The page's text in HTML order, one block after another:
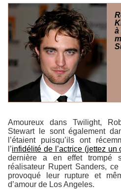
à
Amoureux dans Twilight,
Stewart le sont également
l’étaient puisqu’ils ont
l’infidélité de l’actrice (jettez
dernière a en effet trompé
réalisateur Rupert Sanders,
provoqué leur rupture et
d’amour de Los Angeles.